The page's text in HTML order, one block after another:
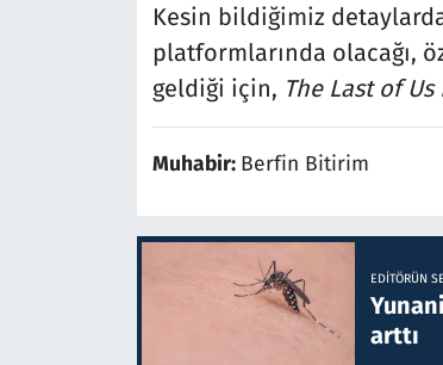
Kesin bildiğimiz
platformlarında olacağı,
geldiği için, The Last of Us
Muhabir: Berfin Bitirim
EDITÖRÜN
arttı